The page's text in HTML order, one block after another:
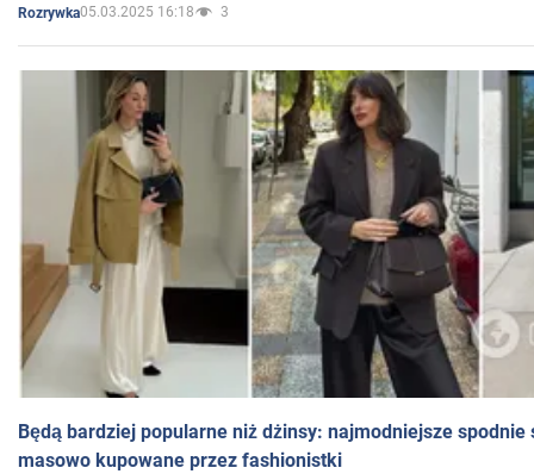
Rozrywka05.03.2025 16:18 3
Będą bardziej popularne niż dżinsy: najmodniejsze spodnie
masowo kupowane przez fashionistki